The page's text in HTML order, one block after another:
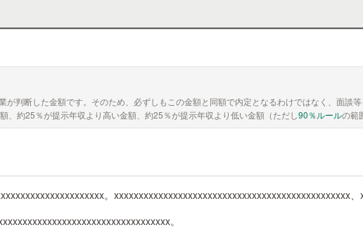
判断した金額です。そのため、必ずしもこの金額と同額で内定となるわけではなく、面談等
、約25％が提示年収より高い金額、約25％が提示年収より低い金額（ただし90％ルールの範
。xxxxxxxxxxxxxxxxxxxxxxxxxxxxxxxxxxxxxxxxxxxxxxxx、
。